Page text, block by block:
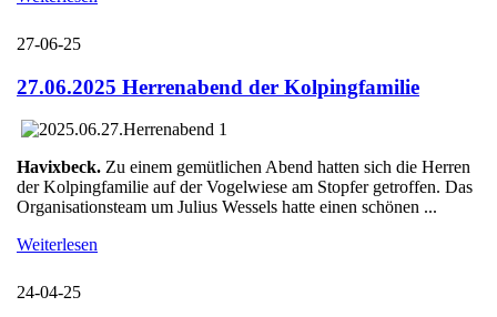
27-06-25
27.06.2025 Herrenabend der Kolpingfamilie
Havixbeck. Zu einem gemütlichen Abend hatten sich die Herren
der Kolpingfamilie auf der Vogelwiese am Stopfer getroffen. Das
Organisationsteam um Julius Wessels hatte einen schönen ...
Weiterlesen
24-04-25